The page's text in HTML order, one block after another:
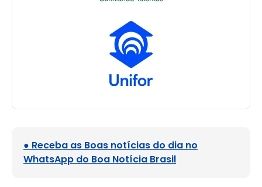
● Receba as Boas notícias do dia no
WhatsApp do Boa Notícia Brasil